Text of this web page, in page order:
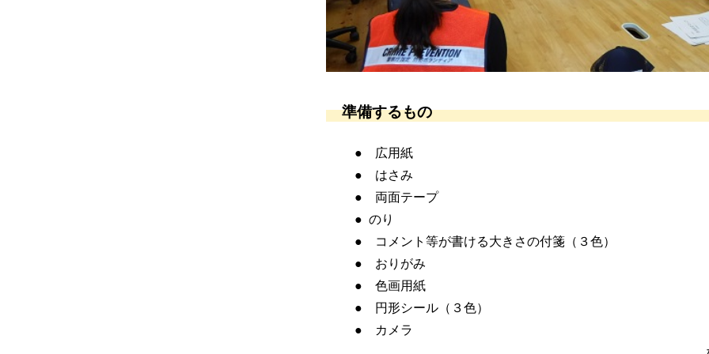
準備するもの
● 広用紙
● はさみ
● 両面テープ
● のり
● コメント等が書ける大きさの付箋（３色）
● おりがみ
● 色画用紙
● 円形シール（３色）
● カメラ